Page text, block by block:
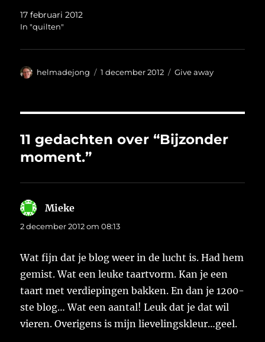
17 februari 2012
In "quilten"
Auteur
helmadejong
Geplaatst
1 december 2012 Categorieën
Give away
11 gedachten over “Bijzonder
moment.”
Mieke
2 december 2012 om 08:13
Wat fijn dat je blog weer in de lucht is. Had hem
gemist. Wat een leuke taartvorm. Kan je een
taart met verdiepingen bakken. En dan je 1200-
ste blog… Wat een aantal! Leuk dat je dat wil
vieren. Overigens is mijn lievelingskleur…geel.